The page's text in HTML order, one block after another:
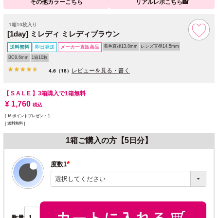
その他カラーこちら リアルレポこちら📸
1箱10枚入り
[1day] ミレディ ミレディブラウン
送料無料 即日発送 メーカー直販商品 着色直径13.8mm レンズ直径14.5mm
BC8.6mm 1箱10枚
4.6 （18） レビューを見る・書く
【 S A L E 】 3箱購入で1箱無料
¥ 1,760 税込
[ 16 ポイントプレゼント ]
送料無料
1箱ご購入の方【5日分】
度数1
(必
須)